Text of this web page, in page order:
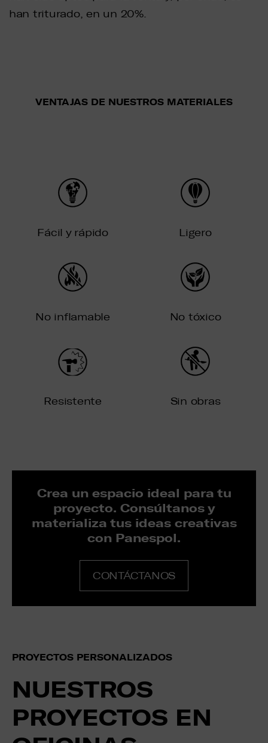
han triturado, en un 20%.
VENTAJAS DE NUESTROS MATERIALES
Fácil y rápido Ligero
No inflamable No tóxico
Resistente Sin obras
Crea un espacio ideal para tu
proyecto. Consúltanos y
materializa tus ideas creativas
con Panespol.
CONTÁCTANOS
PROYECTOS PERSONALIZADOS
NUESTROS
PROYECTOS EN